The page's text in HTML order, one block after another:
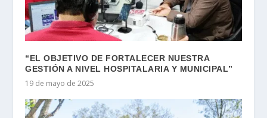
“EL OBJETIVO DE FORTALECER NUESTRA
GESTIÓN A NIVEL HOSPITALARIA Y MUNICIPAL”
19 de mayo de 2025